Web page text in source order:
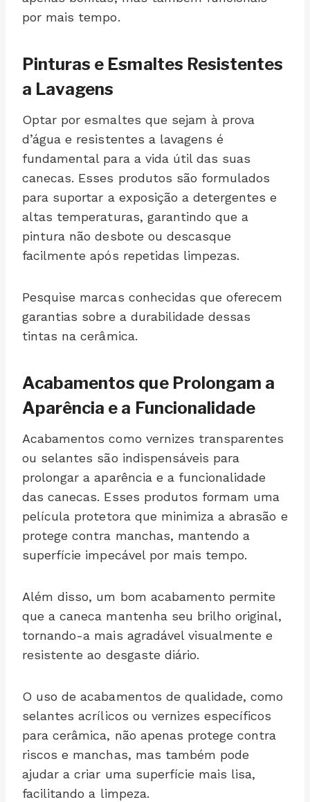
por mais tempo.
Pinturas e Esmaltes Resistentes
a Lavagens
Optar por esmaltes que sejam à prova
d’água e resistentes a lavagens é
fundamental para a vida útil das suas
canecas. Esses produtos são formulados
para suportar a exposição a detergentes e
altas temperaturas, garantindo que a
pintura não desbote ou descasque
facilmente após repetidas limpezas.
Pesquise marcas conhecidas que oferecem
garantias sobre a durabilidade dessas
tintas na cerâmica.
Acabamentos que Prolongam a
Aparência e a Funcionalidade
Acabamentos como vernizes transparentes
ou selantes são indispensáveis para
prolongar a aparência e a funcionalidade
das canecas. Esses produtos formam uma
película protetora que minimiza a abrasão e
protege contra manchas, mantendo a
superfície impecável por mais tempo.
Além disso, um bom acabamento permite
que a caneca mantenha seu brilho original,
tornando-a mais agradável visualmente e
resistente ao desgaste diário.
O uso de acabamentos de qualidade, como
selantes acrílicos ou vernizes específicos
para cerâmica, não apenas protege contra
riscos e manchas, mas também pode
ajudar a criar uma superfície mais lisa,
facilitando a limpeza.